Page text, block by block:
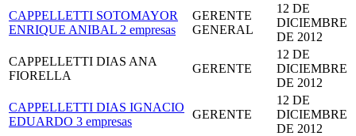
CAPPELLETTI SOTOMAYOR
ENRIQUE ANIBAL 2 empresas
GERENTE
GENERAL
12 DE
DICIEMBRE
DE 2012
CAPPELLETTI DIAS ANA
FIORELLA
GERENTE
12 DE
DICIEMBRE
DE 2012
CAPPELLETTI DIAS IGNACIO
EDUARDO 3 empresas
GERENTE
12 DE
DICIEMBRE
DE 2012